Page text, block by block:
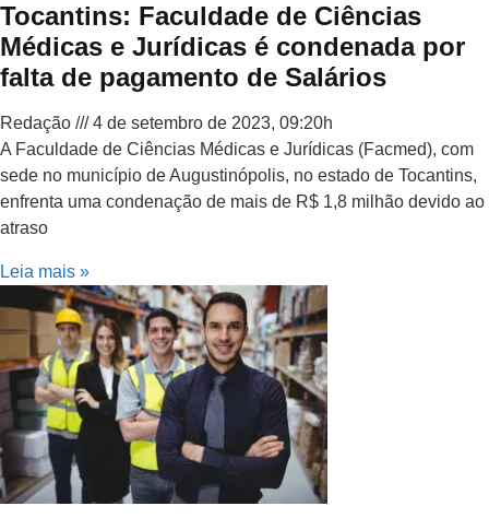
Tocantins: Faculdade de Ciências
Médicas e Jurídicas é condenada por
falta de pagamento de Salários
Redação
4 de setembro de 2023, 09:20h
A Faculdade de Ciências Médicas e Jurídicas (Facmed), com
sede no município de Augustinópolis, no estado de Tocantins,
enfrenta uma condenação de mais de R$ 1,8 milhão devido ao
atraso
Leia mais »